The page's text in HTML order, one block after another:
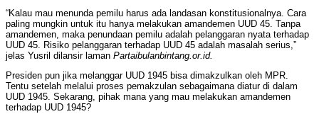
“Kalau mau menunda pemilu harus ada landasan konstitusionalnya. Cara
paling mungkin untuk itu hanya melakukan amandemen UUD 45. Tanpa
amandemen, maka penundaan pemilu adalah pelanggaran nyata terhadap
UUD 45. Risiko pelanggaran terhadap UUD 45 adalah masalah serius,”
jelas Yusril dilansir laman Partaibulanbintang.or.id.
Presiden pun jika melanggar UUD 1945 bisa dimakzulkan oleh MPR.
Tentu setelah melalui proses pemakzulan sebagaimana diatur di dalam
UUD 1945. Sekarang, pihak mana yang mau melakukan amandemen
terhadap UUD 1945?